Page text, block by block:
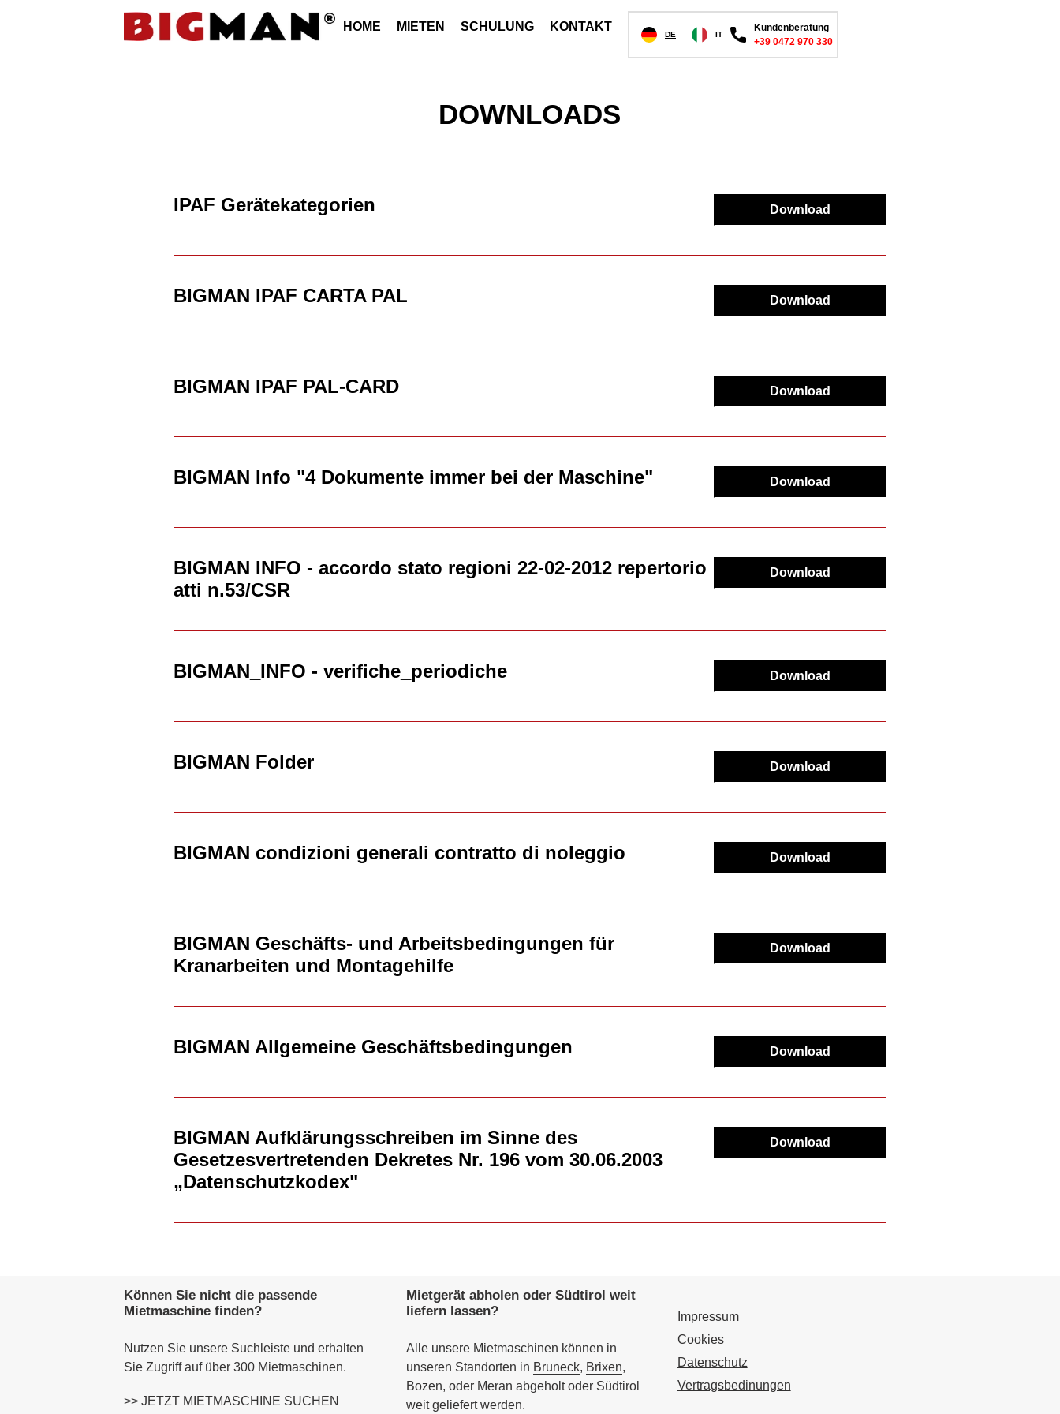
HOME MIETEN SCHULUNG KONTAKT
DE IT
Kundenberatung
+39 0472 970 330
DOWNLOADS
IPAF Gerätekategorien Download
BIGMAN IPAF CARTA PAL Download
BIGMAN IPAF PAL-CARD Download
BIGMAN Info "4 Dokumente immer bei der Maschine" Download
BIGMAN INFO - accordo stato regioni 22-02-2012 repertorio
atti n.53/CSR
Download
BIGMAN_INFO - verifiche_periodiche Download
BIGMAN Folder Download
BIGMAN condizioni generali contratto di noleggio Download
BIGMAN Geschäfts- und Arbeitsbedingungen für
Kranarbeiten und Montagehilfe
Download
BIGMAN Allgemeine Geschäftsbedingungen Download
BIGMAN Aufklärungsschreiben im Sinne des
Gesetzesvertretenden Dekretes Nr. 196 vom 30.06.2003
„Datenschutzkodex"
Download
Können Sie nicht die passende
Mietmaschine finden?
Nutzen Sie unsere Suchleiste und erhalten
Sie Zugriff auf über 300 Mietmaschinen.
>> JETZT MIETMASCHINE SUCHEN
Mietgerät abholen oder Südtirol weit
liefern lassen?
Alle unsere Mietmaschinen können in
unseren Standorten in Bruneck, Brixen,
Bozen, oder Meran abgeholt oder Südtirol
weit geliefert werden.
Impressum
Cookies
Datenschutz
Vertragsbedinungen